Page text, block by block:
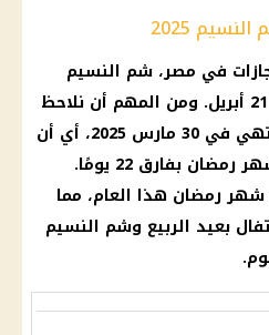
2025
في مصر، شم النسيم
2025 سيوافق يوم الإثنين 21 أبريل. ومن المهم أن نلاحظ
أن شهر رمضان 2025 سينتهي في 30 مارس 2025، أي أن
شم النسيم سيكون بعد شهر رمضان بفارق 22 يومًا.
شهر رمضان هذا العام، مما
بعيد الربيع وشم النسيم